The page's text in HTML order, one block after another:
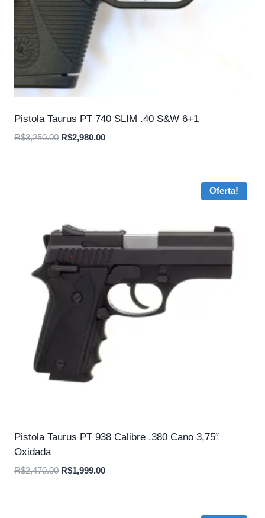
Pistola Taurus PT 740 SLIM .40 S&W 6+1
R$3,250.00 O
R$2,980.00O
Oferta!
Pistola Taurus PT 938 Calibre .380 Cano 3,75″
Oxidada
R$2,470.00 O
R$1,999.00O